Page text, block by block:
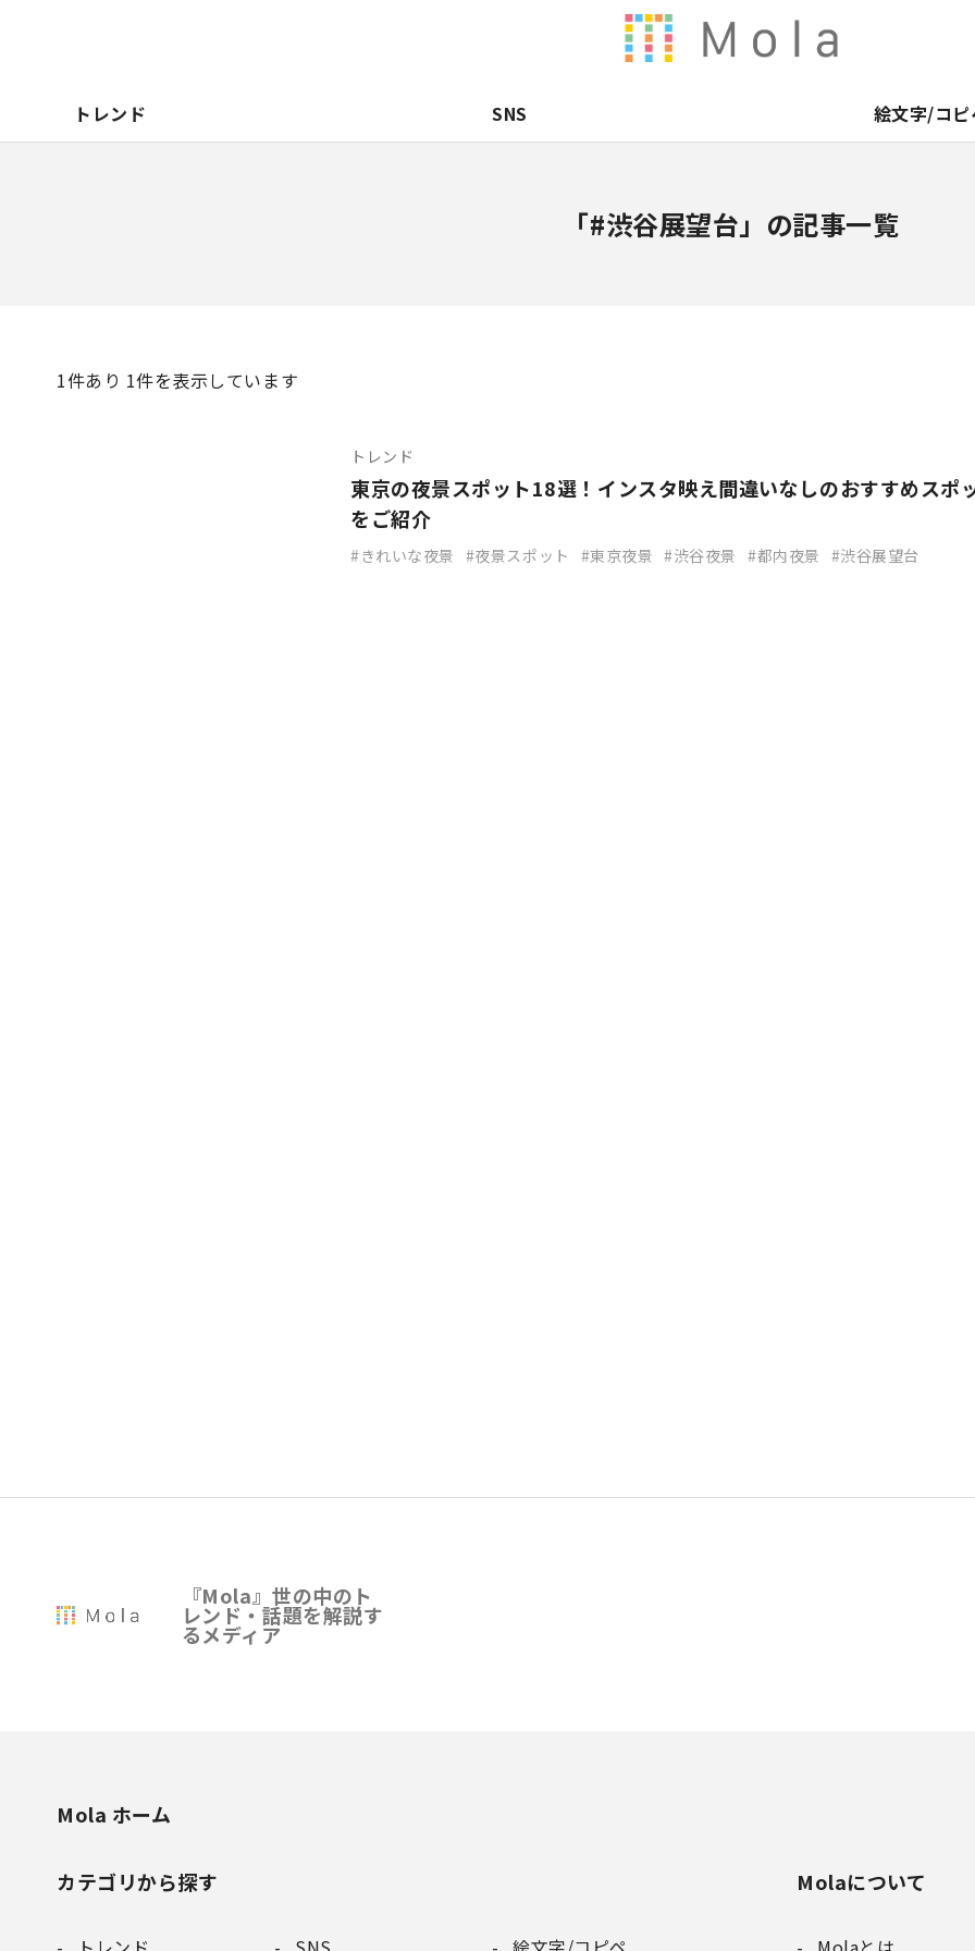
トレンド SNS 絵文字/コピ
「#渋谷展望台」の記事一覧
1件あり 1件を表示しています
トレンド
東京の夜景スポット18選！インスタ映え間違いなしのおすすめスポ
をご紹介
きれいな夜景 夜景スポット 東京夜景 渋谷夜景 都内夜景 渋谷展望台
『Mola』世の中のト
レンド・話題を解説す
るメディア
Mola ホーム
カテゴリから探す Molaについて